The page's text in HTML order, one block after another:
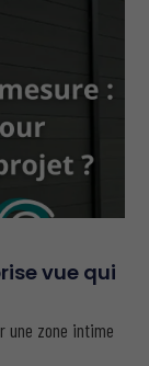
vue qui
une zone intime